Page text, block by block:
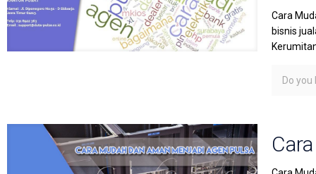
Cara
bisnis
Do you